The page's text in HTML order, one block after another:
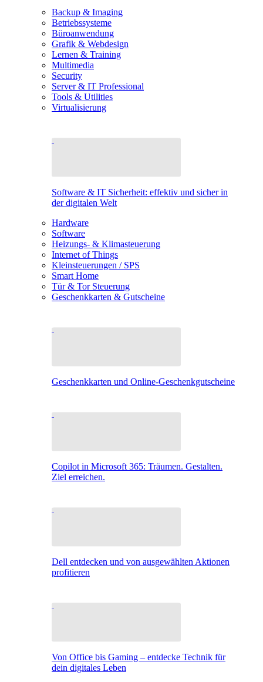
Backup & Imaging
Betriebssysteme
Büroanwendung
Grafik & Webdesign
Lernen & Training
Multimedia
Security
Server & IT Professional
Tools & Utilities
Virtualisierung
Software & IT Sicherheit: effektiv und sicher in
der digitalen Welt
Hardware
Software
Heizungs- & Klimasteuerung
Internet of Things
Kleinsteuerungen / SPS
Smart Home
Tür & Tor Steuerung
Geschenkkarten & Gutscheine
Geschenkkarten und Online-Geschenkgutscheine
Copilot in Microsoft 365: Träumen. Gestalten.
Ziel erreichen.
Dell entdecken und von ausgewählten Aktionen
profitieren
Von Office bis Gaming – entdecke Technik für
dein digitales Leben